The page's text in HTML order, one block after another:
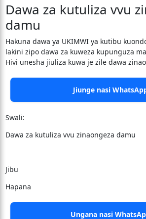
Dawa za kutuliza vvu
damu
Hakuna dawa ya UKIMWI ya kutibu
lakini zipo dawa za kuweza kupunguza
Hivi unesha jiuliza kuwa je zile dawa
Jiunge nasi
Swali:
Dawa za kutuliza vvu zinaongeza damu
Jibu
Hapana
Ungana nasi